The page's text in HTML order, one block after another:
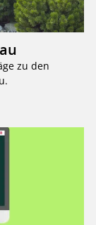
zu den